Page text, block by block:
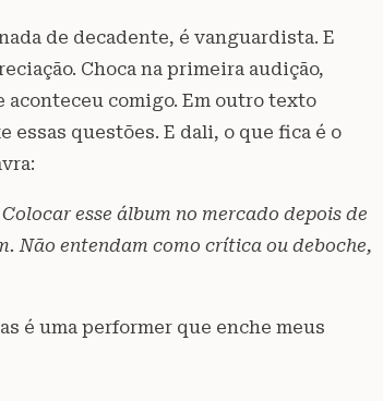
de decadente, é vanguardista. E
Choca na primeira audição,
aconteceu comigo. Em outro texto
essas questões. E dali, o que fica é o
esse álbum no mercado depois de
Não entendam como crítica ou deboche,
é uma performer que enche meus